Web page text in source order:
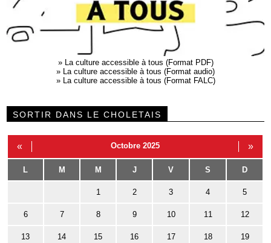
» La culture accessible à tous (Format PDF)
» La culture accessible à tous (Format audio)
» La culture accessible à tous (Format FALC)
SORTIR DANS LE CHOLETAIS
« Octobre 2025 »
L M M J V S D
1 2 3 4 5
6 7 8 9 10 11 12
13 14 15 16 17 18 19